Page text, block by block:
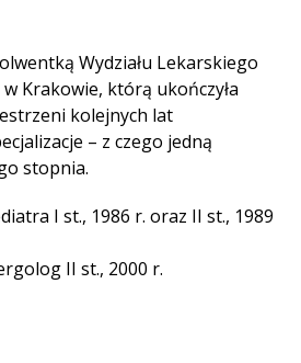
Wydziału Lekarskiego
Krakowie, którą ukończyła
kolejnych lat
– z czego jedną
stopnia.
I st., 1986 r. oraz II st., 1989
II st., 2000 r.